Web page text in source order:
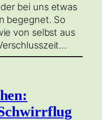
bei uns etwas
begegnet. So
von selbst aus